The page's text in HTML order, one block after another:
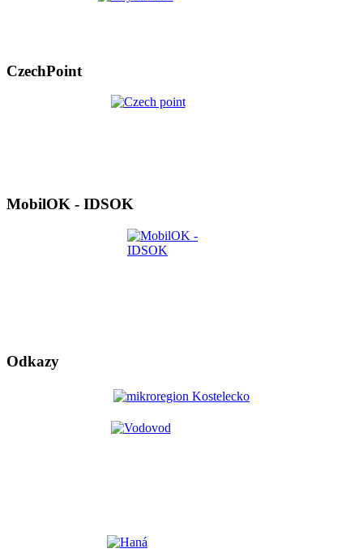
CzechPoint
MobilOK - IDSOK
Odkazy